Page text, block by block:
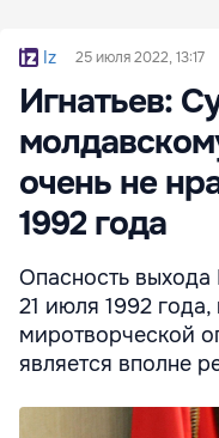
Iz 25 июля 2022, 13:17
Игнатьев:
очень не
1992 года
Опасность
21 июля 1992
миротворческой
является вполне